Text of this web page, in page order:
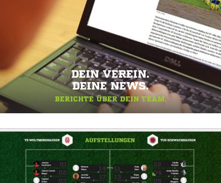
DEIN VEREIN.
DEINE NEWS.
BERICHTE ÜBER DEIN TEAM.